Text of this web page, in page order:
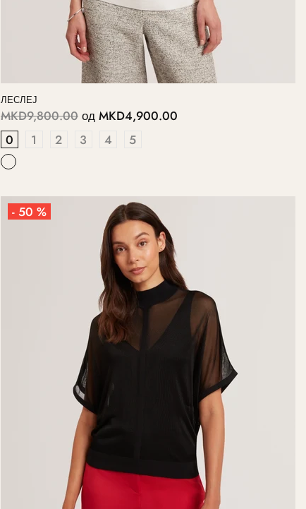
ЛЕСЛЕЈ
MKD9,800.00од MKD4,900.00
0
1 2 3 4 5
- 50 %